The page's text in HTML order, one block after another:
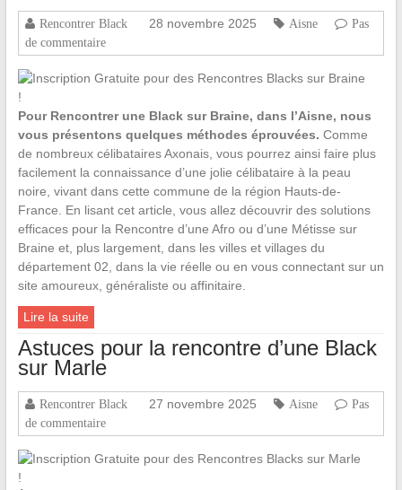
Rencontrer Black 28 novembre 2025 Aisne
Pas
de commentaire
Pour Rencontrer une Black sur Braine, dans l’Aisne, nous
vous présentons quelques méthodes éprouvées. Comme
de nombreux célibataires Axonais, vous pourrez ainsi faire plus
facilement la connaissance d’une jolie célibataire à la peau
noire, vivant dans cette commune de la région Hauts-de-
France. En lisant cet article, vous allez découvrir des solutions
efficaces pour la Rencontre d’une Afro ou d’une Métisse sur
Braine et, plus largement, dans les villes et villages du
département 02, dans la vie réelle ou en vous connectant sur un
site amoureux, généraliste ou affinitaire.
Lire la suite
Astuces pour la rencontre d’une Black
sur Marle
Rencontrer Black 27 novembre 2025 Aisne
Pas
de commentaire